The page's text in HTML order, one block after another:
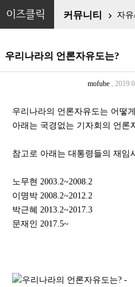
이즈클릭 커뮤니티  자
우리나라의 언론자유도는?
mofube ,
우리나라의 언론자유도는 어떻
아래는 국경없는 기자회의 언론
참고로 아래는 대통령들의 재임
노무현 2003.2~2008.2
이명박 2008.2~2012.2
박근혜 2013.2~2017.3
문재인 2017.5~